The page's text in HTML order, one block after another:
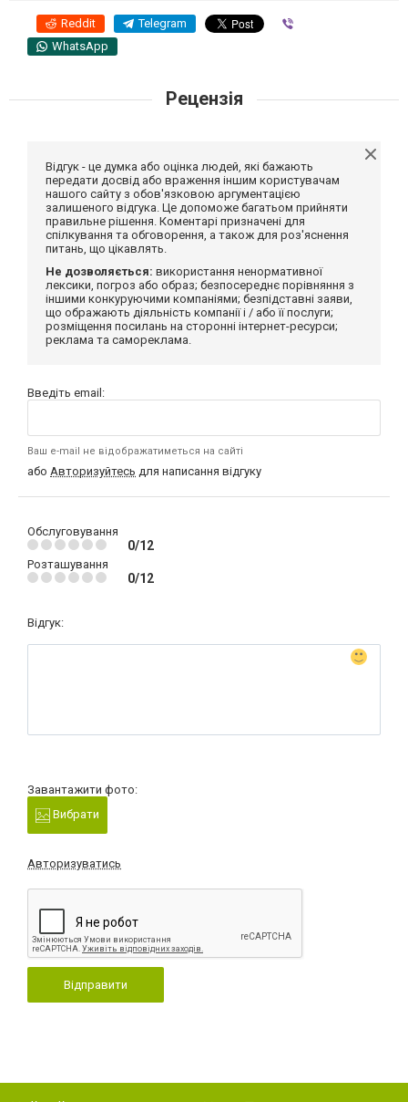
Reddit Telegram
WhatsApp
Рецензія
Відгук - це думка або оцінка людей, які бажають
передати досвід або враження іншим користувачам
нашого сайту з обов'язковою аргументацією
залишеного відгука. Це допоможе багатьом прийняти
правильне рішення. Коментарі призначені для
спілкування та обговорення, а також для роз'яснення
питань, що цікавлять.
Не дозволяється: використання ненормативної
лексики, погроз або образ; безпосереднє порівняння з
іншими конкуруючими компаніями; безпідставні заяви,
що ображають діяльність компанії і / або її послуги;
розміщення посилань на сторонні інтернет-ресурси;
реклама та самореклама.
Введіть email:
Ваш e-mail не відображатиметься на сайті
або Авторизуйтесь для написання відгуку
Обслуговування
0/12
Розташування
0/12
Відгук:
Завантажити фото:
Вибрати
Авторизуватись
Відправити